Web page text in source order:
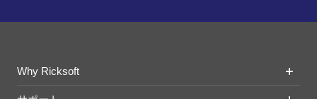
Why Ricksoft